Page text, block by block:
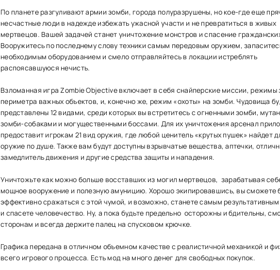
По планете разгуливают армии зомби, города полуразрушены, но кое-где еще
несчастные люди в надежде избежать ужасной участи и не превратиться в живых
мертвецов. Вашей задачей станет уничтожение монстров и спасение
Вооружитесь по последнему слову техники самым передовым оружием,
необходимым оборудованием и смело отправляйтесь в локации истреблять
распоясавшуюся нечисть.
Взломанная игра Zombie Objective включает в себя снайперские миссии, режимы
периметра важных объектов, и, конечно же, режим «охоты» на зомби. Чудовища
представлены 12 видами, среди которых вы встретитесь с огненными зомби,
зомби-собаками и могущественными боссами. Для их уничтожения арсенал
предоставит игрокам 21 вид оружия, где любой ценитель «крутых пушек» найдет
оружие по душе. Также вам будут доступны взрывчатые вещества, аптечки,
замедлитель движения и другие средства защиты и нападения.
Уничтожьте как можно больше восставших из могил мертвецов, зарабатывая
мощное вооружение и полезную амуницию. Хорошо экипировавшись, вы сможете
эффективно сражаться с этой чумой, и возможно, станете самым
и спасете человечество. Ну, а пока будьте предельно осторожны и бдительны,
сторонам и всегда держите палец на спусковом крючке.
Графика передана в отличном объемном качестве с реалистичной механикой и
всего игрового процесса. Есть мод на много денег для свободных покупок.